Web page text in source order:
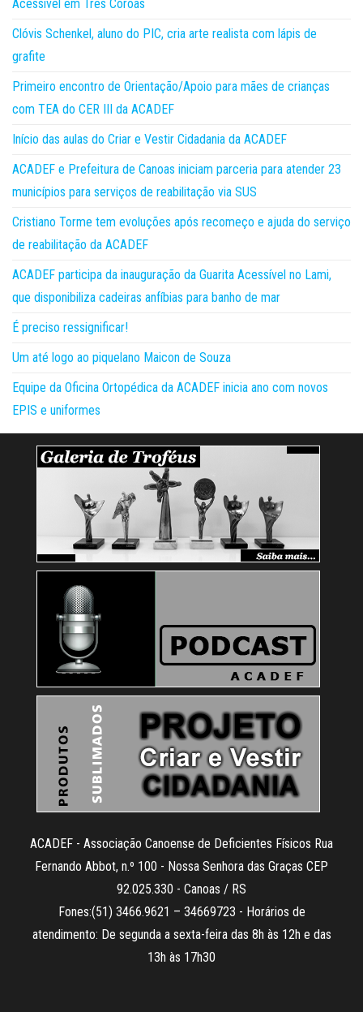
Acessível em Três Coroas
Clóvis Schenkel, aluno do PIC, cria arte realista com lápis de
grafite
Primeiro encontro de Orientação/Apoio para mães de crianças
com TEA do CER III da ACADEF
Início das aulas do Criar e Vestir Cidadania da ACADEF
ACADEF e Prefeitura de Canoas iniciam parceria para atender 23
municípios para serviços de reabilitação via SUS
Cristiano Torme tem evoluções após recomeço e ajuda do serviço
de reabilitação da ACADEF
ACADEF participa da inauguração da Guarita Acessível no Lami,
que disponibiliza cadeiras anfíbias para banho de mar
É preciso ressignificar!
Um até logo ao piquelano Maicon de Souza
Equipe da Oficina Ortopédica da ACADEF inicia ano com novos
EPIS e uniformes
ACADEF - Associação Canoense de Deficientes Físicos Rua
Fernando Abbot, n.º 100 - Nossa Senhora das Graças CEP
92.025.330 - Canoas / RS
Fones:(51) 3466.9621 – 34669723 - Horários de
atendimento: De segunda a sexta-feira das 8h às 12h e das
13h às 17h30